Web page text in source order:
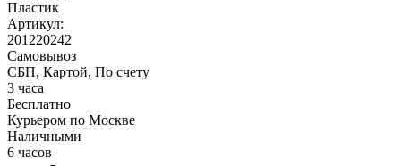
Пластик
Артикул:
201220242
Самовывоз
СБП, Картой, По счету
3 часа
Бесплатно
Курьером по Москве
Наличными
6 часов